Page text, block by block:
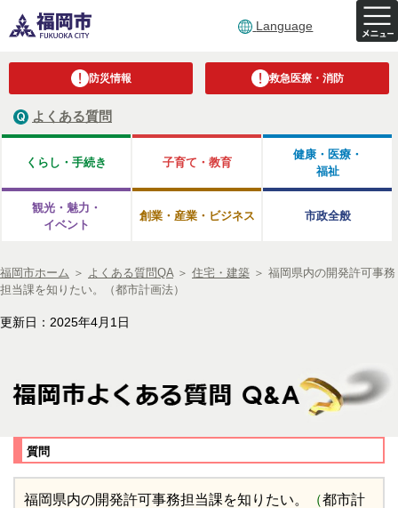
Language
防災情報 救急医療・消防
よくある質問
くらし・手続き 子育て・教育
健康・医療・
福祉
観光・魅力・
イベント
創業・産業・ビジネス 市政全般
福岡市ホーム ＞ よくある質問QA ＞ 住宅・建築 ＞ 福岡県内の開発許可事務
担当課を知りたい。（都市計画法）
更新日：2025年4月1日
質問
福岡県内の開発許可事務担当課を知りたい。 （都市計